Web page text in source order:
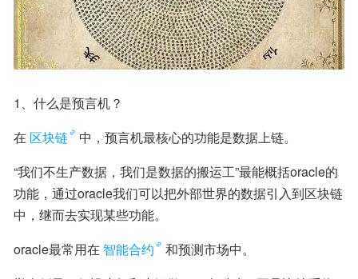
1、什么是预言机？
在 区块链
中，预言机最核心的功能是数据上链。
“我们不生产数据，我们是数据的搬运工”最能概括oracle的
功能，通过oracle我们可以把外部世界的数据引入到区块链
中，继而去实现某些功能。
oracle最常用在 智能合约
和预测市场中。